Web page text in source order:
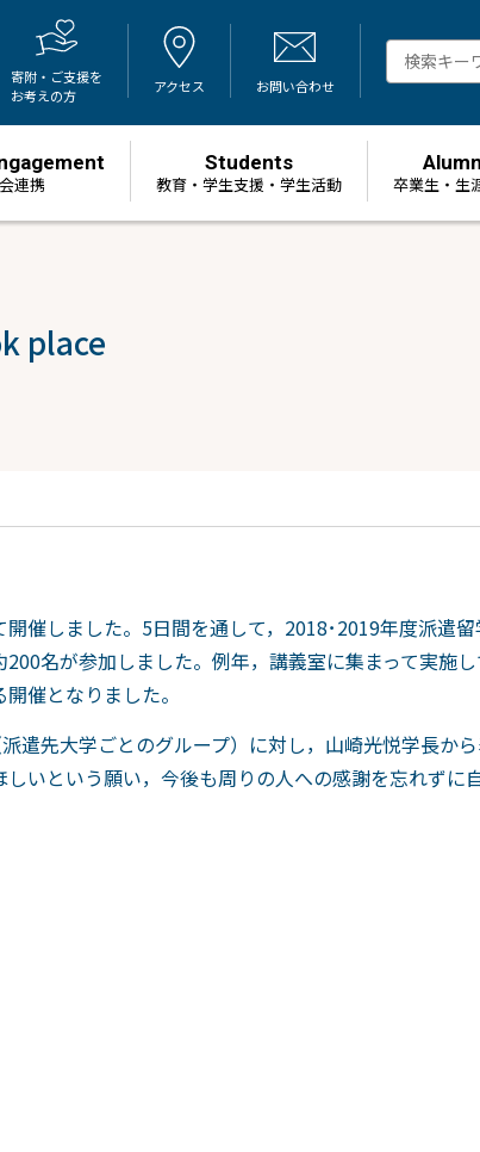
寄附・ご支援を
お考えの方
アクセス お問い合わせ
連携
Students
教育・学生支援・学生活動 卒業生・生
place
催しました。5日間を通して，2018･2019年度派遣
名が参加しました。例年，講義室に集まって実施
催となりました。
遣先大学ごとのグループ）に対し，山崎光悦学長か
いという願い，今後も周りの人への感謝を忘れずに